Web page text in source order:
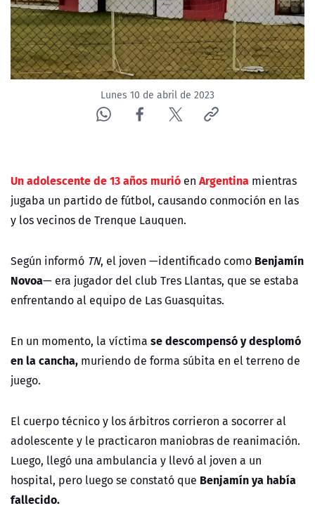
CORPORATIVO Y TRANSPARENCIA
CANAL DE DENUNCIAS
ÁREA DE PROYECTOSLunes 10 de abril de 2023
Un adolescente de 13 años murió en Argentina mientras
jugaba un partido de fútbol, causando conmoción en las
y los vecinos de Trenque Lauquen.
Según informó TN, el joven —identificado como Benjamín
Novoa— era jugador del club Tres Llantas, que se estaba
enfrentando al equipo de Las Guasquitas.
En un momento, la víctima se descompensó y desplomó
en la cancha, muriendo de forma súbita en el terreno de
juego.
El cuerpo técnico y los árbitros corrieron a socorrer al
adolescente y le practicaron maniobras de reanimación.
Luego, llegó una ambulancia y llevó al joven a un
hospital, pero luego se constató que Benjamín ya había
fallecido.